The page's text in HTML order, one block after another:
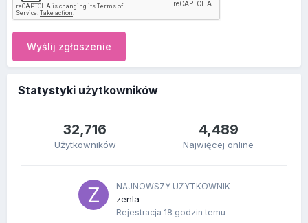
Wyślij zgłoszenie
Statystyki użytkowników
32,716
Użytkowników
4,489
Najwięcej online
NAJNOWSZY UŻYTKOWNIK
zenla
Rejestracja 18 godzin temu